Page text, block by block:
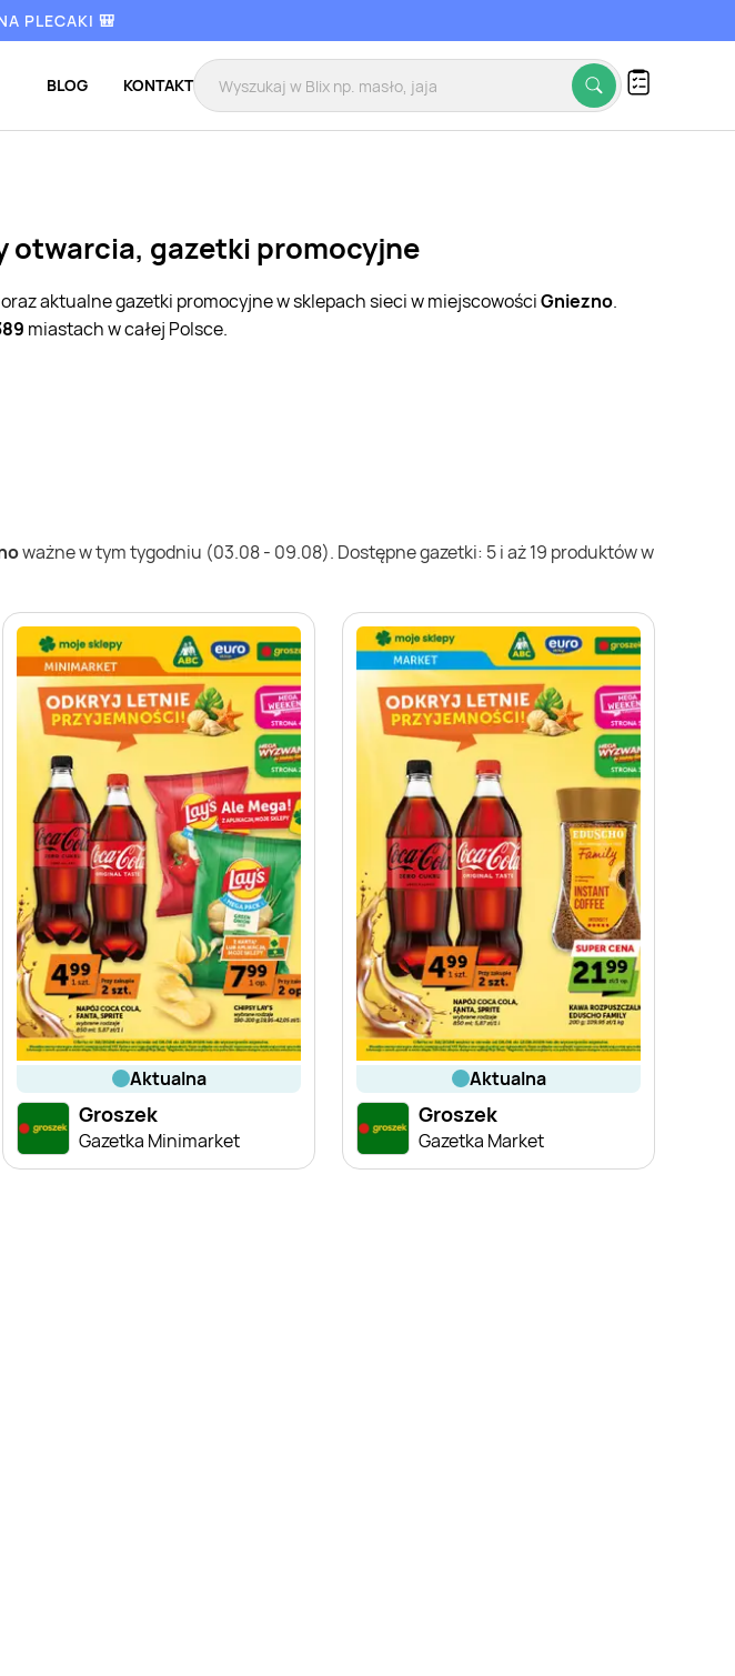
PLECAKI 🎒
BLOG KONTAKT
otwarcia, gazetki promocyjne
aktualne gazetki promocyjne w sklepach sieci w miejscowościGniezno.
miastach w całej Polsce.
ważne w tym tygodniu (03.08 - 09.08). Dostępne gazetki: 5 i aż 19 produktów w
aktualna
Groszek
Gazetka Minimarket
aktualna
Groszek
Gazetka Market